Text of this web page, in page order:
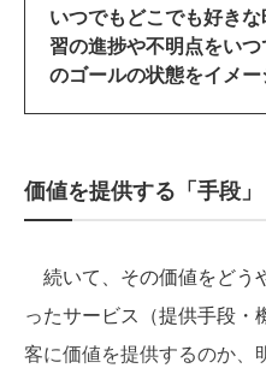
いつでもどこでも好き
習の進捗や不明点をい
のゴールの状態をイメ
価値を提供する「手段」
続いて、その価値をどう
ったサービス（提供手段
客に価値を提供するのか、